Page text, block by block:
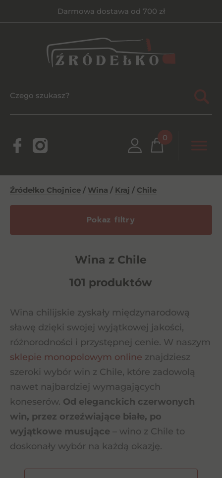
Darmowa dostawa od 700 zł
0
Źródełko Chojnice / Wina / Kraj / Chile
Pokaz filtry
Wina z Chile
101 produktów
Wina chilijskie zyskały międzynarodową
sławę dzięki swojej wyjątkowej jakości,
różnorodności i przystępnej cenie. W naszym
sklepie monopolowym online znajdziesz
szeroki wybór win z Chile, które zadowolą
nawet najbardziej wymagających
koneserów. Od eleganckich czerwonych
win, przez orzeźwiające białe, po
wyjątkowe musujące – wino z Chile to
doskonały wybór na każdą okazję.